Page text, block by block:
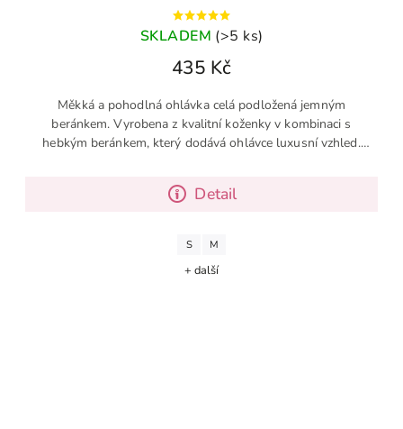
SKLADEM (>5 ks)
435 Kč
Detail
Měkká a pohodlná ohlávka celá podložená jemným
beránkem. Vyrobena z kvalitní koženky v kombinaci s
hebkým beránkem, který dodává ohlávce luxusní vzhled.
S M
+ další